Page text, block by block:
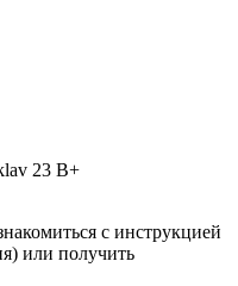
23 B+
с инструкцией
или получить